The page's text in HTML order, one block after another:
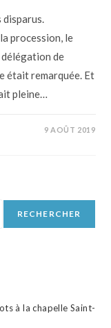
disparus.
procession, le
délégation de
était remarquée. Et
pleine…
9 AOÛT 2019
RECHERCHER
à la chapelle Saint-